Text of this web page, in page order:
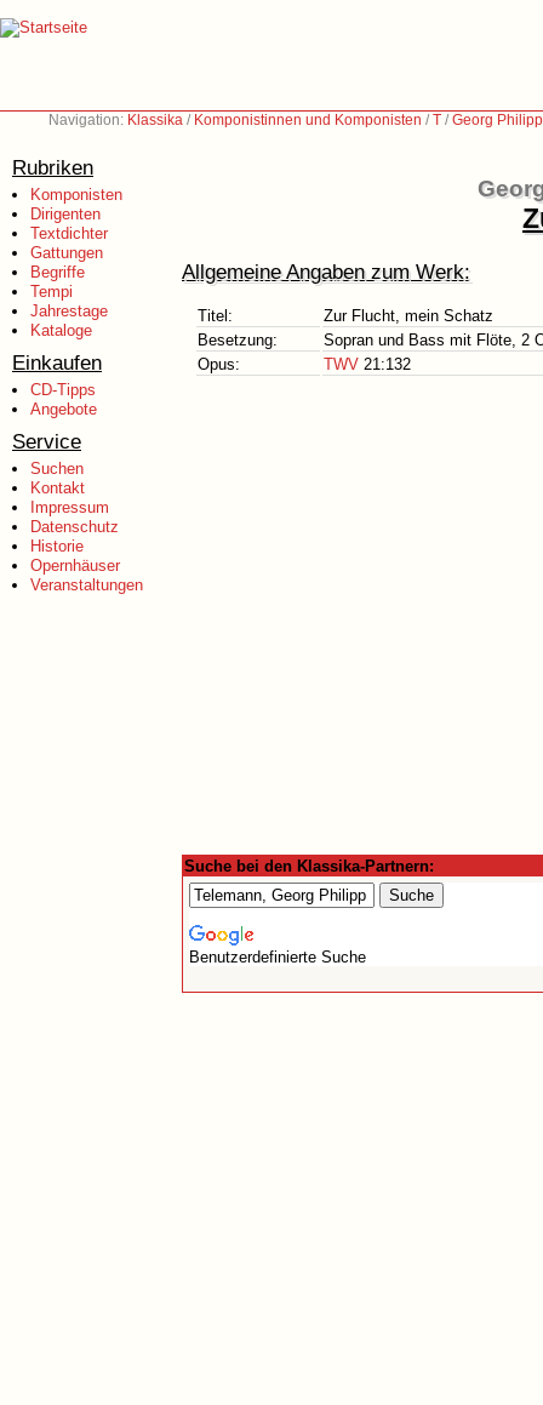
Navigation: Klassika / Komponistinnen und Komponisten /T /Georg
Rubriken
Komponisten
Dirigenten
Textdichter
Gattungen
Begriffe
Tempi
Jahrestage
Kataloge
Einkaufen
CD-Tipps
Angebote
Service
Suchen
Kontakt
Impressum
Datenschutz
Historie
Opernhäuser
Veranstaltungen
Allgemeine Angaben zum Werk:
Titel:
Zur Flucht, mein Schatz
Besetzung:
Sopran und Bass mit Flöte, 2
Opus:
TWV 21:132
Suche bei den Klassika-Partnern:
Benutzerdefinierte Suche